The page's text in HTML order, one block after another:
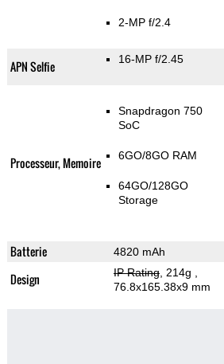
2-MP f/2.4
APN Selfie 16-MP f/2.45
Processeur, Memoire
Snapdragon 750
SoC
6GO/8GO RAM
64GO/128GO
Storage
Batterie 4820 mAh
Design IP Rating, 214g
76.8x165.38x9 mm